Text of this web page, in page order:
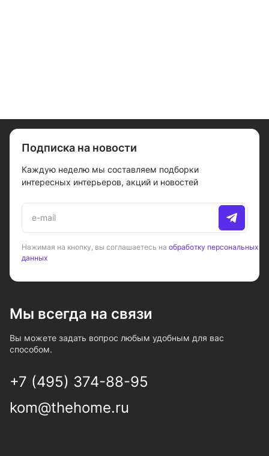
Подписка на новости
Каждую неделю мы составляем подборки
интересных интерьеров, акций и новостей
Нажимая на кнопку, вы соглашаетесь на обработку персональных
данных
Мы всегда на связи
Вы можете задать вопрос любым удобным для вас
способом.
+7 (495) 374-88-95
kom@thehome.ru